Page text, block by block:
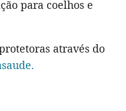
para coelhos e
através do